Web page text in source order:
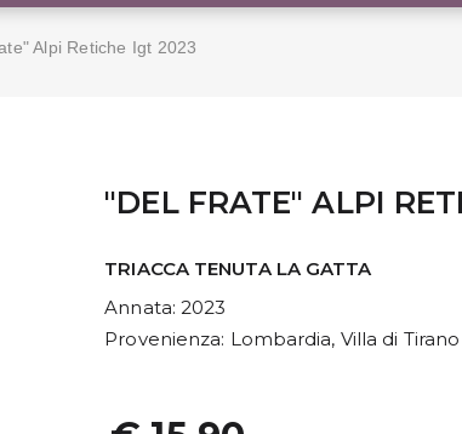
Alpi Retiche Igt 2023
"DEL FRATE" ALPI
TRIACCA TENUTA LA GATTA
Annata: 2023
Provenienza: Lombardia, Villa di Tirano